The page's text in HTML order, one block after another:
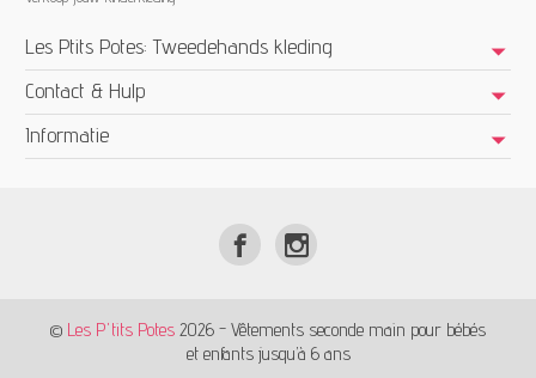
Les Ptits Potes: Tweedehands kleding
Contact & Hulp
Informatie
© Les P'tits Potes 2026 - Vêtements seconde main pour bébés
et enfants jusqu’à 6 ans